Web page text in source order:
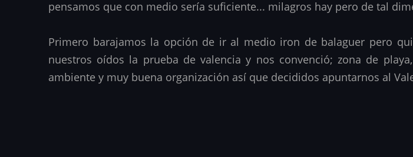
pensamos que con medio sería suficiente... milagros hay pero de tal
Primero barajamos la opción de ir al medio iron de balaguer pero
nuestros oídos la prueba de valencia y nos convenció; zona de
ambiente y muy buena organización así que decididos apuntarnos al